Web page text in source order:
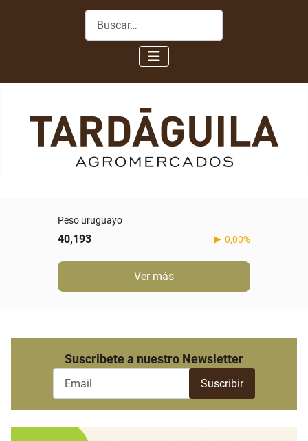
Buscar
Peso uruguayo
40,193 0,00%
Ver más
Suscribete a nuestro Newsletter